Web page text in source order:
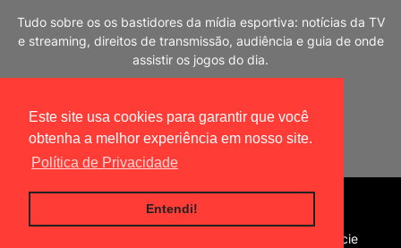
Este site usa cookies para garantir que você
obtenha a melhor experiência em nosso site.
Política de Privacidade
Entendi!
Tudo sobre os os bastidores da mídia esportiva: notícias da TV
e streaming, direitos de transmissão, audiência e guia de onde
assistir os jogos do dia.
Blogger Templates|
Anuncie